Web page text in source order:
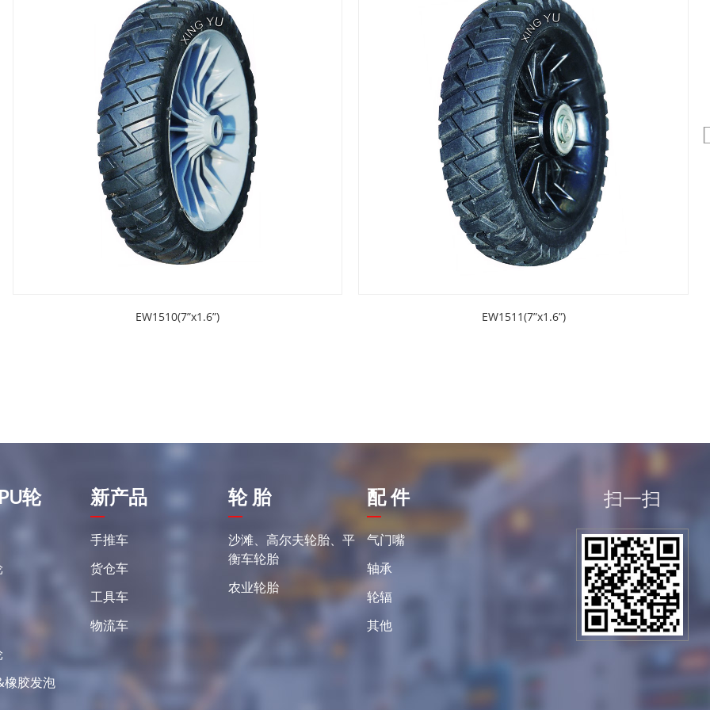
EW1510(7”x1.6”) EW1511(7”x1.6”)
扫一扫
轮
橡胶发泡
新产品
手推车
货仓车
工具车
物流车
轮 胎
沙滩、高尔夫轮胎、平
衡车轮胎
农业轮胎
配 件
气门嘴
轴承
轮辐
其他